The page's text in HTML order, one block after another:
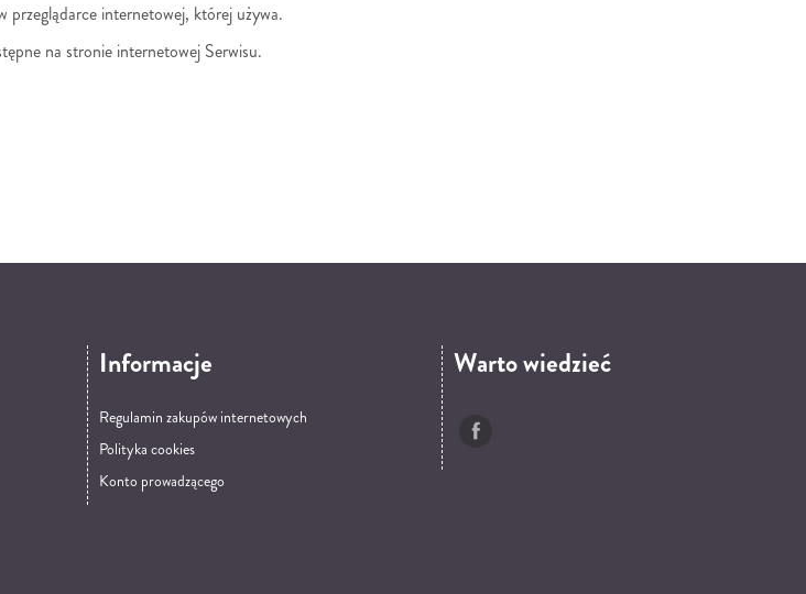
internetowej, której używa.
na stronie internetowej Serwisu.
Informacje
Regulamin zakupów internetowych
Polityka cookies
Konto prowadzącego
Warto wiedzieć